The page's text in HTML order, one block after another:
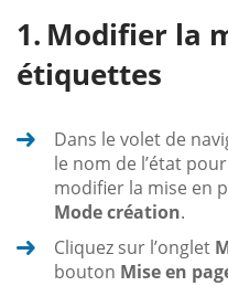
Modifier la
étiquettes
Dans le volet de
le nom de l’état
modifier la mise en
Mode création.
Cliquez sur l’onglet
bouton Mise en